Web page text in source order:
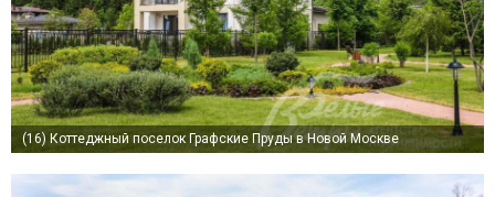
(16) Коттеджный поселок Графские Пруды в Новой Москве